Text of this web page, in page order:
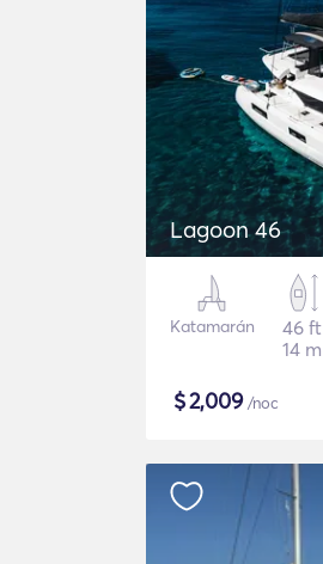
Lagoon 46
Katamarán
46 ft
14 m
$2,009/noc